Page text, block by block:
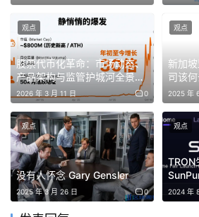
股票代币化革命：市场动态、
产品架构与监管护城河全景报
告
2026 年 3 月 11 日 0
观点
新加
司该何
2025 年
观点
没有人怀念 Gary Gensler
2025 年 3 月 26 日 0
观点
TRON
劲联动
2024 年
观点